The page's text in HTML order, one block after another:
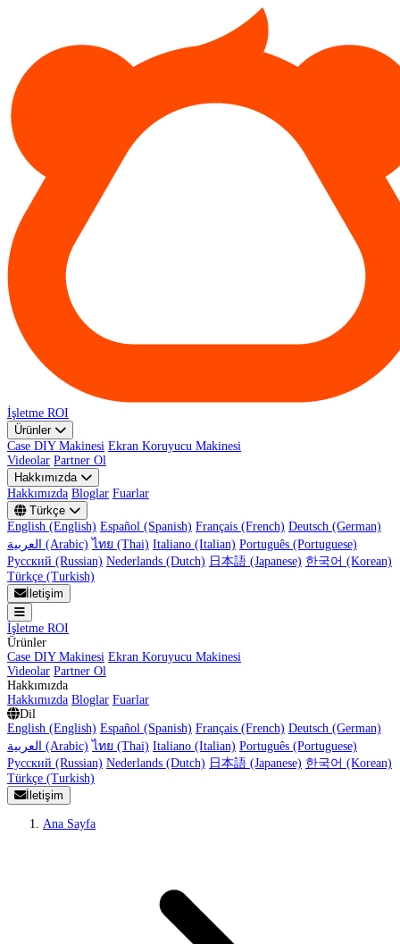
İşletme ROI
Ürünler
Case DIY Makinesi Ekran Koruyucu Makinesi
Videolar Partner Ol
Hakkımızda
Hakkımızda Bloglar Fuarlar
Türkçe
English (English) Español (Spanish) Français (French) Deutsch (German)
العربية (Arabic) ไทย (Thai) Italiano (Italian) Português (Portuguese)
Русский (Russian) Nederlands (Dutch) 日本語 (Japanese) 한국어 (Korean)
Türkçe (Turkish)
İletişim
İşletme ROI
Ürünler
Case DIY Makinesi Ekran Koruyucu Makinesi
Videolar Partner Ol
Hakkımızda
Hakkımızda Bloglar Fuarlar
Dil
English (English) Español (Spanish) Français (French) Deutsch (German)
العربية (Arabic) ไทย (Thai) Italiano (Italian) Português (Portuguese)
Русский (Russian) Nederlands (Dutch) 日本語 (Japanese) 한국어 (Korean)
Türkçe (Turkish)
İletişim
Ana Sayfa